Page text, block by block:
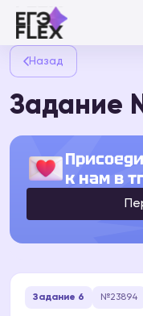
Назад
Задание
к нам в
Задание 6 №23894